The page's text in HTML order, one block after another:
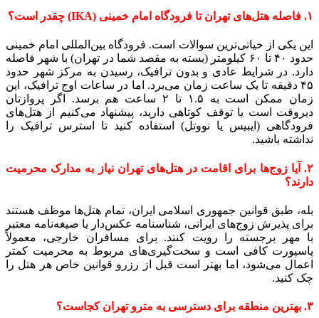
۱. فاصله هتل‌های تهران تا فرودگاه امام خمینی (IKA) چقدر است؟
این یکی از حیاتی‌ترین سوالات است. فرودگاه بین‌المللی امام خمینی
حدود ۴۰ تا ۶۰ کیلومتر (بسته به مقصد شما در تهران) با شهر فاصله
دارد. در شرایط عادی و بدون ترافیک، رسیدن به مرکز شهر حدود
۴۵ دقیقه تا یک ساعت زمان می‌برد. اما در ساعات اوج ترافیک، این
زمان ممکن است به ۱.۵ تا ۲ ساعت هم برسد. اگر پروازتان
دیروقت است یا توقف کوتاهی دارید، پیشنهاد می‌کنیم از هتل‌های
فرودگاهی (ایبیس یا نووتل) استفاده کنید تا استرس ترافیک را
نداشته باشید.
۲. آیا زوج‌ها برای اقامت در هتل‌های تهران نیاز به مدارک محرمیت
دارند؟
بله، طبق قوانین جمهوری اسلامی ایران، تمام هتل‌ها موظف هستند
برای پذیرش زوج‌های ایرانی، شناسنامه عکس‌دار یا صیغه‌نامه معتبر
با مهر برجسته را رویت کنند. برای مسافران خارجی، معمولاً
پاسپورت کافی است و سخت‌گیری‌های مربوط به محرمیت کمتر
اعمال می‌شود، اما بهتر است قبل از رزرو قوانین خاص هر هتل را
چک کنید.
۳. بهترین منطقه برای دسترسی به مترو تهران کجاست؟